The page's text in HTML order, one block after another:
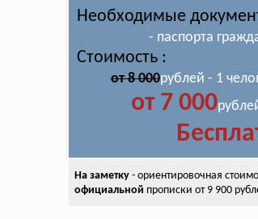
Необходимые
- паспорта
Стоимость :
от 8 000рублей - 1
от 7 000
На заметку- ориентировочная
официальной прописки от 9 900